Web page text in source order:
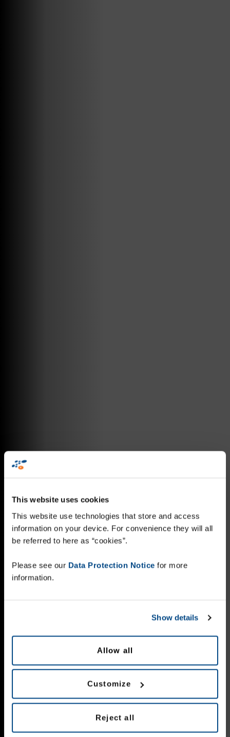
This website uses cookies
This website use technologies that store and access
information on your device. For convenience they will all
be referred to here as “cookies”.
Please see our Data Protection Notice for more
information.
Show details
Allow all
Customize
Reject all